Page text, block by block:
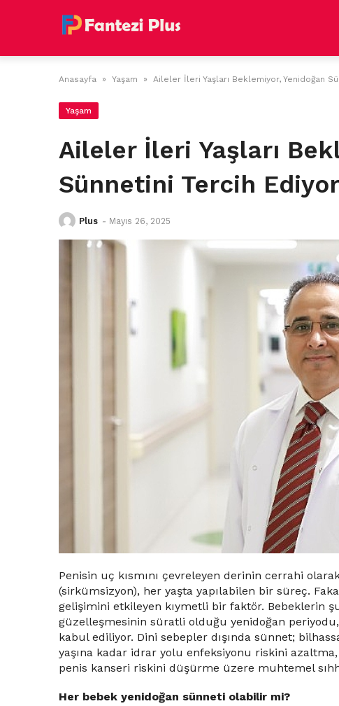
Anasayfa » Yaşam » Aileler İleri Yaşları Beklemiyor, Yenidoğan
Yaşam
Aileler İleri Yaşları
Sünnetini Tercih Ediyor
Plus - Mayıs 26, 2025
Penisin uç kısmını çevreleyen derinin cerrahi
(sirkümsizyon), her yaşta yapılabilen bir süreç.
gelişimini etkileyen kıymetli bir faktör. Bebeklerin
güzelleşmesinin süratli olduğu yenidoğan
kabul ediliyor. Dini sebepler dışında sünnet;
yaşına kadar idrar yolu enfeksiyonu riskini
penis kanseri riskini düşürme üzere muhtemel
Her bebek yenidoğan sünneti olabilir mi?